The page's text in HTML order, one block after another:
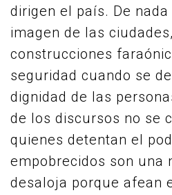
dirigen el país. De
imagen de las
construcciones
seguridad cuando se
dignidad de las
de los discursos no se
quienes detentan el
empobrecidos son una
desaloja porque afean